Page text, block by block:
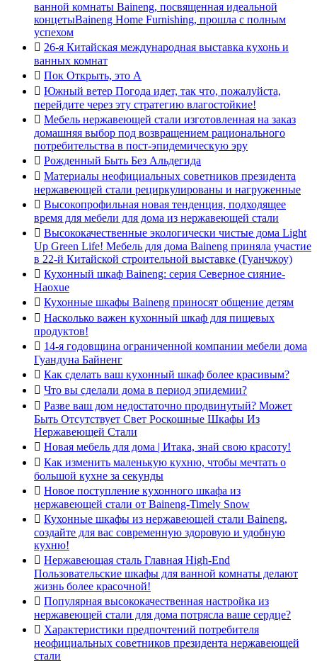
ванной комнаты Baineng, посвященная идеальной
концетыBaineng Home Furnishing, прошла с полным
успехом
 26-я Китайская международная выставка кухонь и
ванных комнат
 Пок Открыть, это А
 Южный ветер Погода идет, так что, пожалуйста,
перейдите через эту стратегию влагостойкие!
 Мебель нержавеющей стали изготовленная на заказ
домашняя выбор под возвращением рационального
потребительства в пост-эпидемическую эру
 Рожденный Быть Без Альдегида
 Материалы неофициальных советников президента
нержавеющей стали рециркулированы и нагруженные
 Высокопрофильная новая тенденция, подходящее
время для мебели для дома из нержавеющей стали
 Высококачественные экологически чистые дома Light
Up Green Life! Мебель для дома Baineng приняла участие
в 22-й Китайской строительной выставке (Гуанчжоу)
 Кухонный шкаф Baineng: серия Северное сияние-
Haoxue
 Кухонные шкафы Baineng приносят общение детям
 Насколько важен кухонный шкаф для пищевых
продуктов!
 14-я годовщина ограниченной компании мебели дома
Гуандуна Байненг
 Как сделать ваш кухонный шкаф более красивым?
 Что вы сделали дома в период эпидемии?
 Разве ваш дом недостаточно продвинутый? Может
Быть Отсутствует Свет Роскошные Шкафы Из
Нержавеющей Стали
 Новая мебель для дома | Итака, знай свою красоту!
 Как изменить маленькую кухню, чтобы мечтать о
большой кухне за секунды
 Новое поступление кухонного шкафа из
нержавеющей стали от Baineng-Timely Snow
 Кухонные шкафы из нержавеющей стали Baineng,
создайте для вас современную здоровую и удобную
кухню!
 Нержавеющая сталь Главная High-End
Пользовательские шкафы для ванной комнаты делают
жизнь более красочной!
 Популярная высококачественная настройка из
нержавеющей стали для дома потрясла ваше сердце?
 Характеристики предпочтений потребителя
неофициальных советников президента нержавеющей
стали